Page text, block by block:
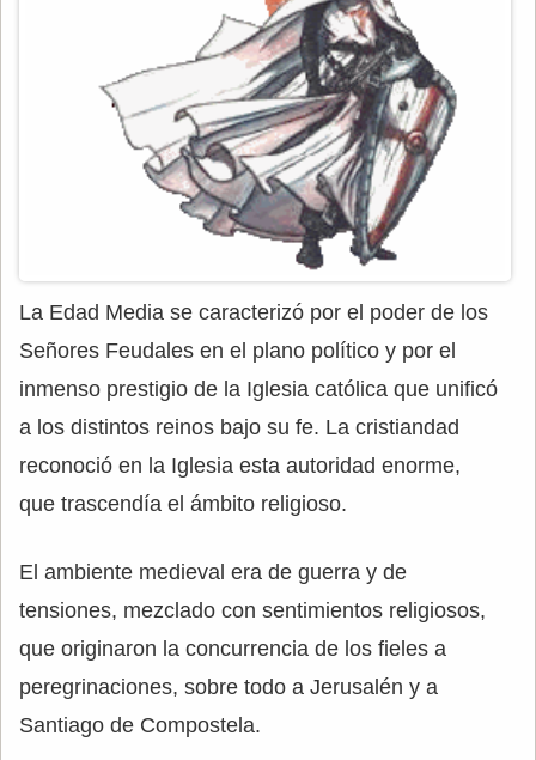
La Edad Media se caracterizó por el poder de los
Señores Feudales en el plano político y por el
inmenso prestigio de la Iglesia católica que unificó
a los distintos reinos bajo su fe. La cristiandad
reconoció en la Iglesia esta autoridad enorme,
que trascendía el ámbito religioso.
El ambiente medieval era de guerra y de
tensiones, mezclado con sentimientos religiosos,
que originaron la concurrencia de los fieles a
peregrinaciones, sobre todo a Jerusalén y a
Santiago de Compostela.